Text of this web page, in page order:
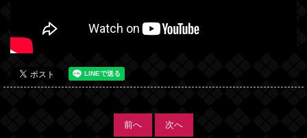
前へ 次へ